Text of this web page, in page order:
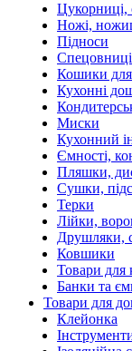
Цукорниці,
Ножі,
Підноси
Спецовниці
Кошики для
Кухонні
Миски
Кухонний
Ємності,
Пляшки,
Сушки,
Терки
Лійки,
Друшляки,
Ковшики
Товари для
Банки та
Товари для
Клейонка